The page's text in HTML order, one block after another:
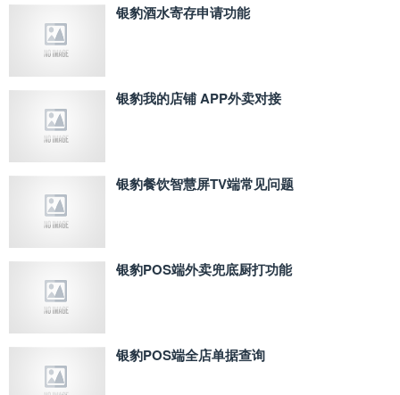
银豹酒水寄存申请功能
银豹我的店铺 APP外卖对接
银豹餐饮智慧屏TV端常见问题
银豹POS端外卖兜底厨打功能
银豹POS端全店单据查询